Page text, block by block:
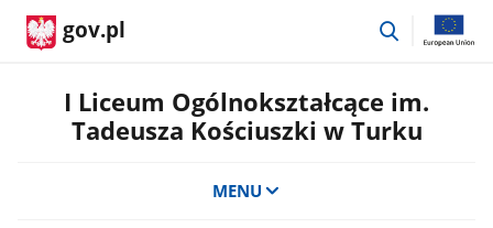
gov.pl
przejdź
I Liceum Ogólnokształcące im.
Tadeusza Kościuszki w Turku
MENU